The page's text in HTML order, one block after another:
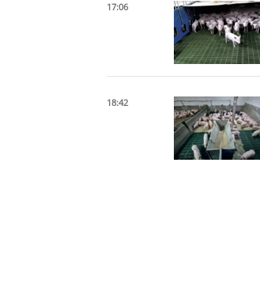
17:06
18:42